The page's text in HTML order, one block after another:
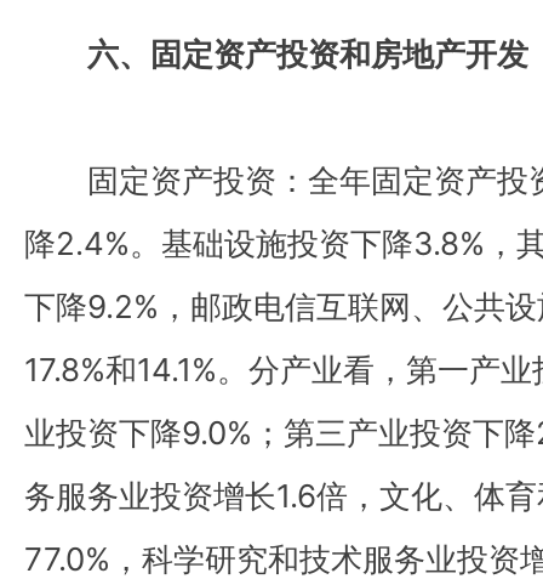
六、固定资产投资和房地产开发
固定资产投资：全年固定资产投
降2.4%。基础设施投资下降3.8%，
下降9.2%，邮政电信互联网、公共
17.8%和14.1%。分产业看，第一产
业投资下降9.0%；第三产业投资下
务服务业投资增长1.6倍，文化、体
77.0%，科学研究和技术服务业投资